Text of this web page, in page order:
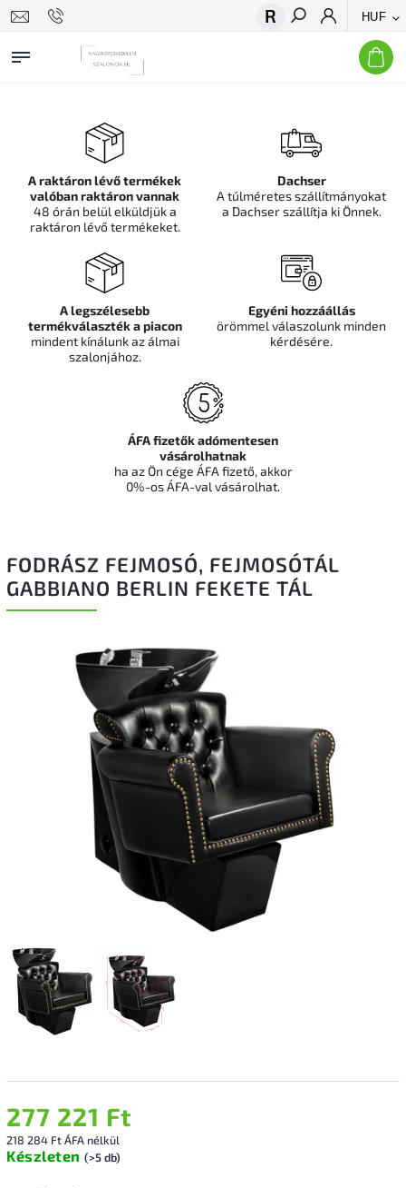
HUF
Keresés
FODRÁSZ FEJMOSÓ, FEJMOSÓTÁL
GABBIANO BERLIN FEKETE TÁL
277 221 Ft
218 284 Ft ÁFA nélkül
Készleten (>5 db)
A raktáron lévő termékek
valóban raktáron vannak
48 órán belül elküldjük a
raktáron lévő termékeket.
Dachser
A túlméretes szállítmányokat
a Dachser szállítja ki Önnek.
A legszélesebb
termékválaszték a piacon
mindent kínálunk az álmai
szalonjához.
Egyéni hozzáállás
örömmel válaszolunk minden
kérdésére.
ÁFA fizetők adómentesen
vásárolhatnak
ha az Ön cége ÁFA fizető, akkor
0%-os ÁFA-val vásárolhat.